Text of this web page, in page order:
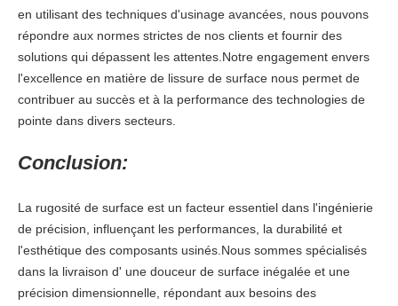
en utilisant des techniques d'usinage avancées, nous pouvons
répondre aux normes strictes de nos clients et fournir des
solutions qui dépassent les attentes.Notre engagement envers
l'excellence en matière de lissure de surface nous permet de
contribuer au succès et à la performance des technologies de
pointe dans divers secteurs.
Conclusion:
La rugosité de surface est un facteur essentiel dans l'ingénierie
de précision, influençant les performances, la durabilité et
l'esthétique des composants usinés.Nous sommes spécialisés
dans la livraison d' une douceur de surface inégalée et une
précision dimensionnelle, répondant aux besoins des